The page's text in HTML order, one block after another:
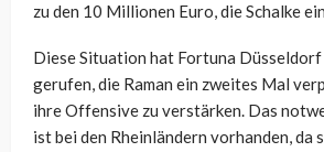
zu den 10 Millionen Euro, die Schalke
Diese Situation hat Fortuna Düsseldorf
gerufen, die Raman ein zweites Mal
ihre Offensive zu verstärken. Das
ist bei den Rheinländern vorhanden, da